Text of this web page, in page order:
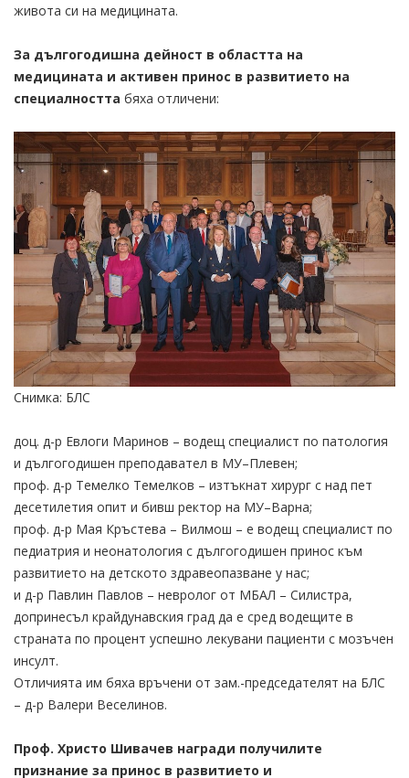
живота си на медицината.
За дългогодишна дейност в областта на
медицината и активен принос в развитието на
специалността бяха отличени:
Снимка: БЛС
доц. д-р Евлоги Маринов – водещ специалист по патология
и дългогодишен преподавател в МУ–Плевен;
проф. д-р Темелко Темелков – изтъкнат хирург с над пет
десетилетия опит и бивш ректор на МУ–Варна;
проф. д-р Мая Кръстева – Вилмош – е водещ специалист по
педиатрия и неонатология с дългогодишен принос към
развитието на детското здравеопазване у нас;
и д-р Павлин Павлов – невролог от МБАЛ – Силистра,
допринесъл крайдунавския град да е сред водещите в
страната по процент успешно лекувани пациенти с мозъчен
инсулт.
Отличията им бяха връчени от зам.-председателят на БЛС
– д-р Валери Веселинов.
Проф. Христо Шивачев награди получилите
признание за принос в развитието и